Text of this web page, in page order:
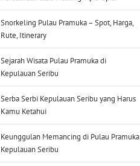
Snorkeling Pulau Pramuka – Spot, Harga,
Rute, Itinerary
Sejarah Wisata Pulau Pramuka di
Kepulauan Seribu
Serba Serbi Kepulauan Seribu yang Harus
Kamu Ketahui
Keunggulan Memancing di Pulau Pramuka
Kepulauan Seribu